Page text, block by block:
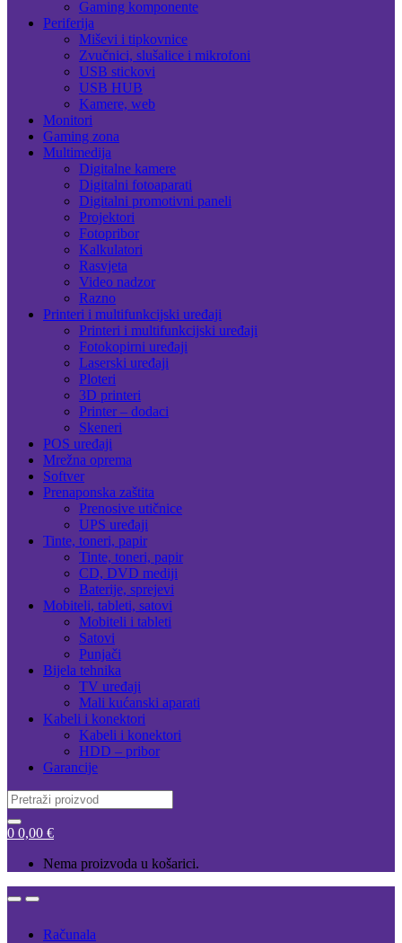
Gaming komponente
Periferija
Miševi i tipkovnice
Zvučnici, slušalice i mikrofoni
USB stickovi
USB HUB
Kamere, web
Monitori
Gaming zona
Multimedija
Digitalne kamere
Digitalni fotoaparati
Digitalni promotivni paneli
Projektori
Fotopribor
Kalkulatori
Rasvjeta
Video nadzor
Razno
Printeri i multifunkcijski uređaji
Printeri i multifunkcijski uređaji
Fotokopirni uređaji
Laserski uređaji
Ploteri
3D printeri
Printer – dodaci
Skeneri
POS uređaji
Mrežna oprema
Softver
Prenaponska zaštita
Prenosive utičnice
UPS uređaji
Tinte, toneri, papir
Tinte, toneri, papir
CD, DVD mediji
Baterije, sprejevi
Mobiteli, tableti, satovi
Mobiteli i tableti
Satovi
Punjači
Bijela tehnika
TV uređaji
Mali kućanski aparati
Kabeli i konektori
Kabeli i konektori
HDD – pribor
Garancije
Search
for:
0 0,00 €
Nema proizvoda u košarici.
OpenClose
Računala